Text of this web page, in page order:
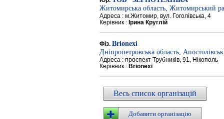
Житомирська область, Житомирський
Адреса : м.Житомир, вул. Гоголівська, 4
Керівник : Ірина Круглій
Фіз. Brionexi
Дніпропетровська область,
Адреса : проспект Трубників, 91, Нікополь
Керівник : Brionexi
Весь список організацій
Добавити організацію